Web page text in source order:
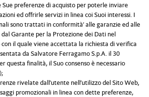
Sue preferenze di acquisto per poterle inviare
ed offrirle servizi in linea coi Suoi interessi. I
sono trattati in conformità’ alle garanzie ed alle
Garante per la Protezione dei Dati nel
il quale viene accettata la richiesta di verifica
da Salvatore Ferragamo S.p.A. il 30
questa finalità, il Suo consenso è necessario
rivelate dall’utente nell’utilizzo del Sito Web,
promozionali in linea con dette preferenze,